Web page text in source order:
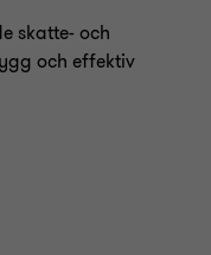
skatte- och
och effektiv